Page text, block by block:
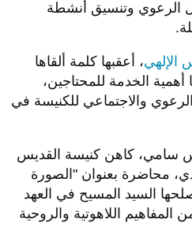
الرعوي وتنسيق أنشطة
الإلهي، أعقبها كلمة ألقاها
أهمية الخدمة للمحتاجين،
والاجتماعي للكنيسة في
سامي، كاهن كنيسة القديس
محاضرة بعنوان "الصورة
السيد المسيح في العهد
المفاهيم اللاهوتية والروحية